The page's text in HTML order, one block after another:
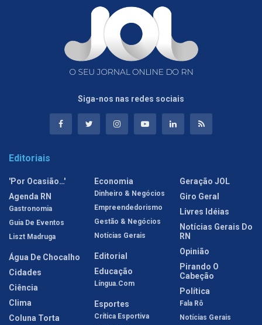
Siga-nos nas redes sociais
Editoriais
'Por Ocasião…'
Agenda RN
Gastronomia
Guia De Eventos
Liszt Madruga
Água De Chocalho
Cidades
Ciência
Clima
Coluna Torta
Economia
Dinheiro & Negócios
Empreendedorismo
Gestão & Negócios
Notícias Gerais
Editorial
Educação
Língua.com
Esportes
Crítica Esportiva
Geração JOL
Giro Geral
Livres Idéias
Notícias Gerais Do
RN
Opinião
Pirando O
Cabeção
Política
Fala Rô
Notícias Gerais